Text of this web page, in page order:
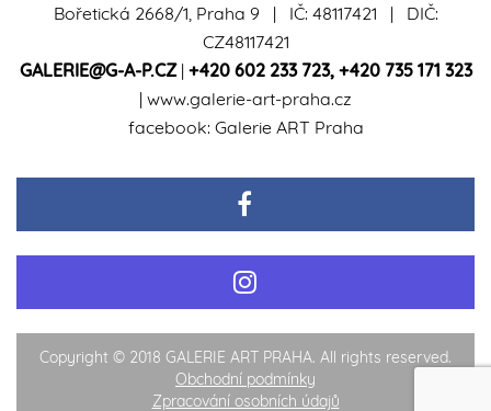
Bořetická 2668/1, Praha 9 | IČ: 48117421 | DIČ:
CZ48117421
GALERIE@G-A-P.CZ| +420 602 233 723, +420 735 171 323
| www.galerie-art-praha.cz
facebook: Galerie ART Praha
Copyright © 2018 GALERIE ART PRAHA. All rights reserved.
Obchodní podmínky
Zpracování osobních údajů